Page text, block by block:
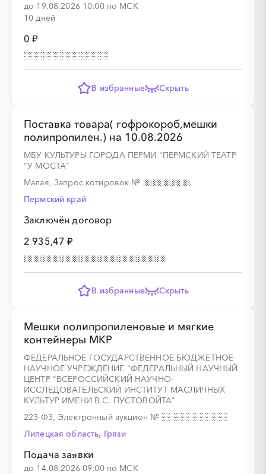
до 19.08.2026 10:00 по МСК
10 дней
0 ₽
В избранные Скрыть
Поставка товара( гофрокороб,мешки
полипропилен.) на 10.08.2026
МБУ КУЛЬТУРЫ ГОРОДА ПЕРМИ "ПЕРМСКИЙ ТЕАТР
"У МОСТА"
Малая, Запрос котировок №
Пермский край
Заключён договор
2 935,47 ₽
В избранные Скрыть
Мешки полипропиленовые и мягкие
контейнеры МКР
ФЕДЕРАЛЬНОЕ ГОСУДАРСТВЕННОЕ БЮДЖЕТНОЕ
НАУЧНОЕ УЧРЕЖДЕНИЕ "ФЕДЕРАЛЬНЫЙ НАУЧНЫЙ
ЦЕНТР "ВСЕРОССИЙСКИЙ НАУЧНО-
ИССЛЕДОВАТЕЛЬСКИЙ ИНСТИТУТ МАСЛИЧНЫХ
КУЛЬТУР ИМЕНИ В.С. ПУСТОВОЙТА"
223-ФЗ, Электронный аукцион №
Липецкая область, Грязи
Подача заявки
до 14.08.2026 09:00 по МСК
░
░
░
░
░
░
░
░
░
░
░
░
░
░░░░░░░░░░░░
░
░
░
░
░
░
░
░
░
░
░
░
░
░░░░░░░░░░░ ░ ░
░
░
░
░
░
░
░
░
░
░
░░░
░
░
░
░
░
░
░
░░░░░ ░ ░ ░ ░░░
░
░